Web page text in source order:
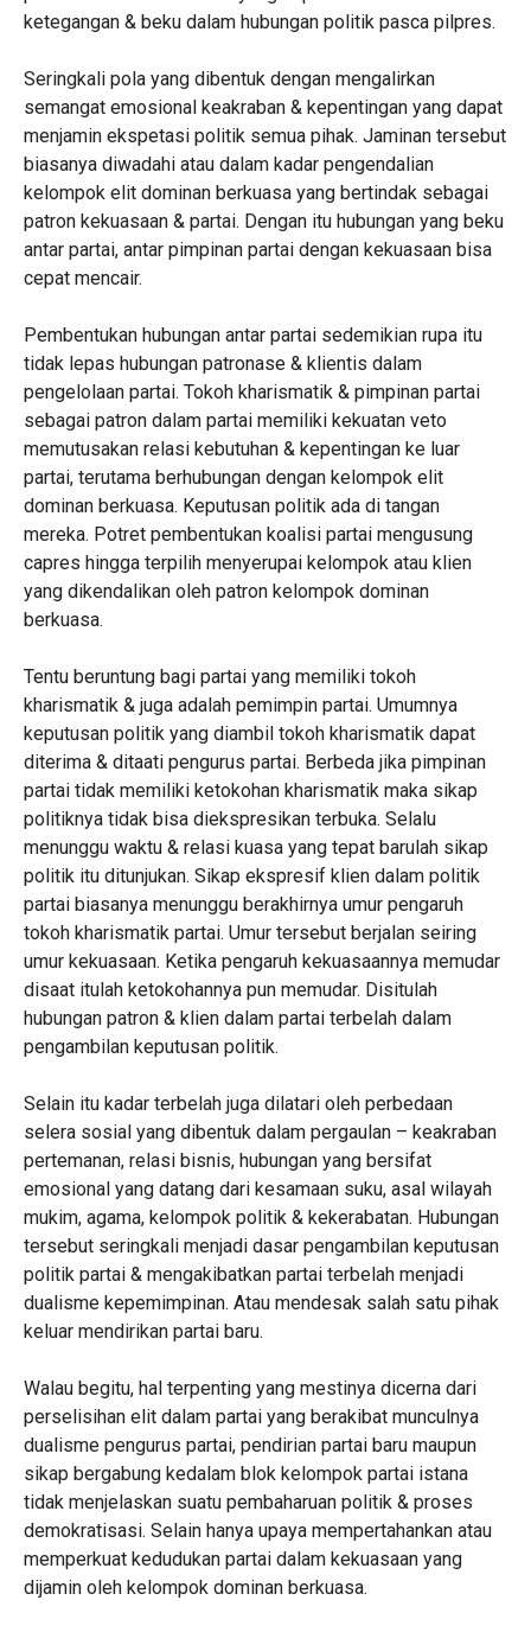
ketegangan & beku dalam hubungan politik pasca pilpres.
Seringkali pola yang dibentuk dengan mengalirkan
semangat emosional keakraban & kepentingan yang dapat
menjamin ekspetasi politik semua pihak. Jaminan tersebut
biasanya diwadahi atau dalam kadar pengendalian
kelompok elit dominan berkuasa yang bertindak sebagai
patron kekuasaan & partai. Dengan itu hubungan yang beku
antar partai, antar pimpinan partai dengan kekuasaan bisa
cepat mencair.
Pembentukan hubungan antar partai sedemikian rupa itu
tidak lepas hubungan patronase & klientis dalam
pengelolaan partai. Tokoh kharismatik & pimpinan partai
sebagai patron dalam partai memiliki kekuatan veto
memutusakan relasi kebutuhan & kepentingan ke luar
partai, terutama berhubungan dengan kelompok elit
dominan berkuasa. Keputusan politik ada di tangan
mereka. Potret pembentukan koalisi partai mengusung
capres hingga terpilih menyerupai kelompok atau klien
yang dikendalikan oleh patron kelompok dominan
berkuasa.
Tentu beruntung bagi partai yang memiliki tokoh
kharismatik & juga adalah pemimpin partai. Umumnya
keputusan politik yang diambil tokoh kharismatik dapat
diterima & ditaati pengurus partai. Berbeda jika pimpinan
partai tidak memiliki ketokohan kharismatik maka sikap
politiknya tidak bisa diekspresikan terbuka. Selalu
menunggu waktu & relasi kuasa yang tepat barulah sikap
politik itu ditunjukan. Sikap ekspresif klien dalam politik
partai biasanya menunggu berakhirnya umur pengaruh
tokoh kharismatik partai. Umur tersebut berjalan seiring
umur kekuasaan. Ketika pengaruh kekuasaannya memudar
disaat itulah ketokohannya pun memudar. Disitulah
hubungan patron & klien dalam partai terbelah dalam
pengambilan keputusan politik.
Selain itu kadar terbelah juga dilatari oleh perbedaan
selera sosial yang dibentuk dalam pergaulan – keakraban
pertemanan, relasi bisnis, hubungan yang bersifat
emosional yang datang dari kesamaan suku, asal wilayah
mukim, agama, kelompok politik & kekerabatan. Hubungan
tersebut seringkali menjadi dasar pengambilan keputusan
politik partai & mengakibatkan partai terbelah menjadi
dualisme kepemimpinan. Atau mendesak salah satu pihak
keluar mendirikan partai baru.
Walau begitu, hal terpenting yang mestinya dicerna dari
perselisihan elit dalam partai yang berakibat munculnya
dualisme pengurus partai, pendirian partai baru maupun
sikap bergabung kedalam blok kelompok partai istana
tidak menjelaskan suatu pembaharuan politik & proses
demokratisasi. Selain hanya upaya mempertahankan atau
memperkuat kedudukan partai dalam kekuasaan yang
dijamin oleh kelompok dominan berkuasa.